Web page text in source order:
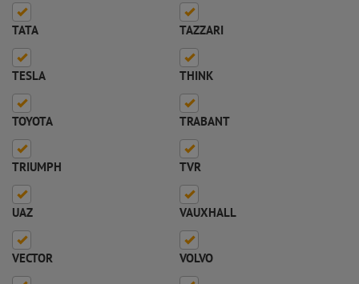
TATA TAZZARI
TESLA THINK
TOYOTA TRABANT
TRIUMPH TVR
UAZ VAUXHALL
VECTOR VOLVO